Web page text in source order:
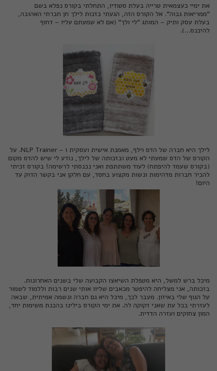
את ימיי כעצמאית טרייה בעלת סטודיו, התחלתי בקורס נפלא בשם
"ממריאות גבוה". אל הקורס הזה, הגעתי בזכות לילך חן חברתי האהובה,
בעלת עסק ותיק – המותג "לי ולך" (אם לא שמעתם עליו – דחוף
להיכנס...).
לילך היא חברה של הדס וילף
, מאמנת אישית ועסקית ו – NLP Trainer. על
הקורס של הדס שמעתי לא מעט ובזכותה של לילך, נודע לי שיש להדס מקום
(בקורס שעמד להיפתח) לעוד משתתפת ואני נכנסתי לרשימה! בקורס זכיתי
להכיר חברות מדהימות ונשות מקצוע בחסד, עם חלקן אני בקשר הדוק עד
היום!
מיכל ברש למשל, היא מטפלת השיאצו הקבועה שלי בשנים האחרונות.
בזכותה, אני מצליחה להיפטר מכאבים שליוו אותי שנים רבות וללמוד לשמור
על הגוף שלי באיזון. מעבר לכך, מיכל היא גם חברה ונשמה אמיתית, שבאה
לעזרתי בכל עת שאני זקוקה לה. את ימי הקורס בילינו בהכנת משימות יחד,
המון צחוקים ועזרה הדדית.